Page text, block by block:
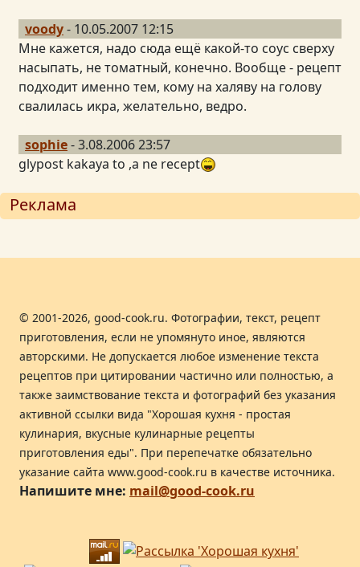
voody- 10.05.2007 12:15
Мне кажется, надо сюда ещё какой-то соус сверху
насыпать, не томатный, конечно. Вообще - рецепт
подходит именно тем, кому на халяву на голову
свалилась икра, желательно, ведро.
sophie- 3.08.2006 23:57
glypost kakaya to ,a ne recept
Реклама
© 2001-2026, good-cook.ru. Фотографии, текст, рецепт
приготовления, если не упомянуто иное, являются
авторскими. Не допускается любое изменение текста
рецептов при цитировании частично или полностью, а
также заимствование текста и фотографий без указания
активной ссылки вида "Хорошая кухня - простая
кулинария, вкусные кулинарные рецепты
приготовления еды". При перепечатке обязательно
указание сайта www.good-cook.ru в качестве источника.
Напишите мне: mail@good-cook.ru